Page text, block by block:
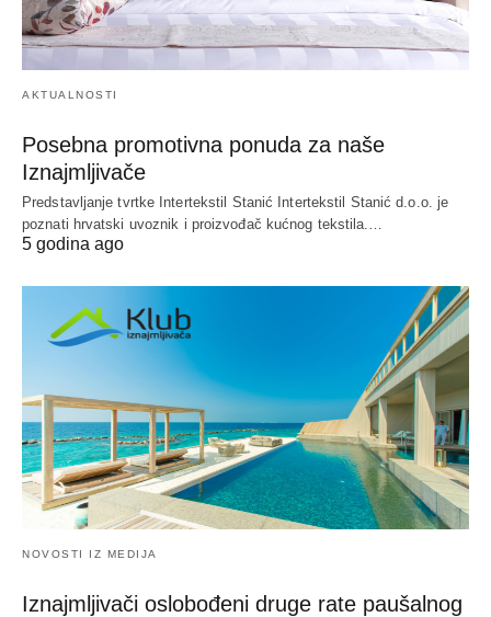
AKTUALNOSTI
Posebna promotivna ponuda za naše
Iznajmljivače
Predstavljanje tvrtke Intertekstil Stanić Intertekstil Stanić d.o.o. je
poznati hrvatski uvoznik i proizvođač kućnog tekstila.…
5 godina ago
NOVOSTI IZ MEDIJA
Iznajmljivači oslobođeni druge rate paušalnog